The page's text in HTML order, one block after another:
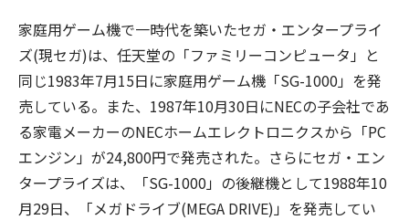
家庭用ゲーム機で一時代を築いたセガ・エンタープライ
ズ(現セガ)は、任天堂の「ファミリーコンピュータ」と
同じ1983年7月15日に家庭用ゲーム機「SG-1000」を発
売している。また、1987年10月30日にNECの子会社であ
る家電メーカーのNECホームエレクトロニクスから「PC
エンジン」が24,800円で発売された。さらにセガ・エン
タープライズは、「SG-1000」の後継機として1988年10
月29日、「メガドライブ(MEGA DRIVE)」を発売してい